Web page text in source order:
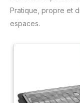
Pratique, propre et
espaces.